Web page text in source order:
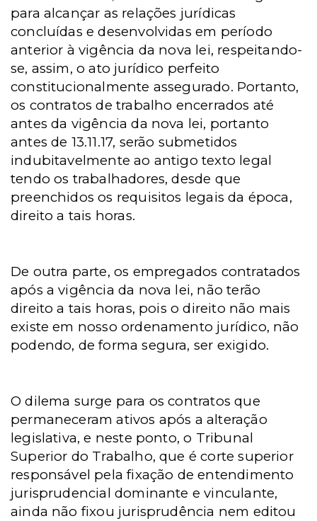
para alcançar as relações jurídicas
concluídas e desenvolvidas em período
anterior à vigência da nova lei, respeitando-
se, assim, o ato jurídico perfeito
constitucionalmente assegurado. Portanto,
os contratos de trabalho encerrados até
antes da vigência da nova lei, portanto
antes de 13.11.17, serão submetidos
indubitavelmente ao antigo texto legal
tendo os trabalhadores, desde que
preenchidos os requisitos legais da época,
direito a tais horas.
De outra parte, os empregados contratados
após a vigência da nova lei, não terão
direito a tais horas, pois o direito não mais
existe em nosso ordenamento jurídico, não
podendo, de forma segura, ser exigido.
O dilema surge para os contratos que
permaneceram ativos após a alteração
legislativa, e neste ponto, o Tribunal
Superior do Trabalho, que é corte superior
responsável pela fixação de entendimento
jurisprudencial dominante e vinculante,
ainda não fixou jurisprudência nem editou